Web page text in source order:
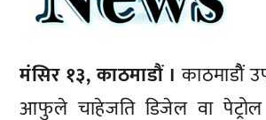
मंसिर १३, काठमाडौं । काठमाडौैं
आफुले चाहेजति डिजेल वा